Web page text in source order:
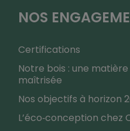
NOS
Certifications
Notre bois : une
maîtrisée
Nos objectifs à horizon
L’éco‑conception chez